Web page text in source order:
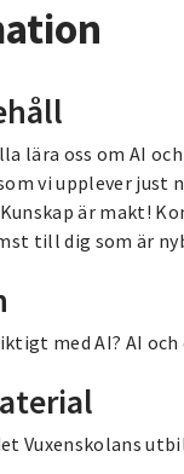
lära oss om AI
vi upplever just
är makt!
till dig som är
med AI? AI
Vuxenskolans